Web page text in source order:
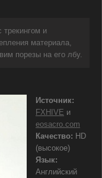
трекингом и
материала,
порезы на его лбу.
Источник:
FXHIVE и
eosacro.com
Качество: HD
(высокое)
Язык:
Английский